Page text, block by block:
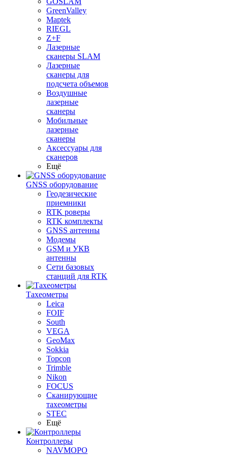
GreenValley
Maptek
RIEGL
Z+F
Лазерные
сканеры SLAM
Лазерные
сканеры для
подсчета объемов
Воздушные
лазерные
сканеры
Мобильные
лазерные
сканеры
Аксессуары для
сканеров
Ещё
GNSS оборудование
Геодезические
приемники
RTK роверы
RTK комплекты
GNSS антенны
Модемы
GSM и УКВ
антенны
Сети базовых
станций для RTK
Тахеометры
Leica
FOIF
South
VEGA
GeoMax
Sokkia
Topcon
Trimble
Nikon
FOCUS
Сканирующие
тахеометры
STEC
Ещё
Контроллеры
NAVMOPO